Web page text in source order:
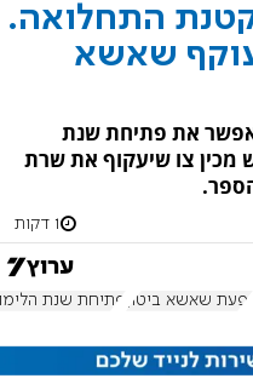
התחלואה.
עוקף שאשא
את פתיחת שנת
מכין צו שיעקוף את שרת
1 דקות
יפעת שאשא ביטון פתיחת שנת